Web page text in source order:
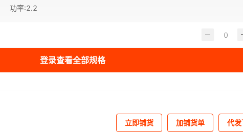
功率:2.2
登录查看全部规格
立即铺货 加铺货单 代